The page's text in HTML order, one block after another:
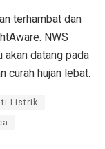
terhambat dan
NWS
datang pada
curah hujan lebat.
Listrik